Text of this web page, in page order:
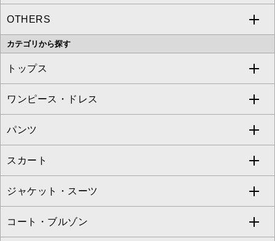
MK MICHEL KLEIN
OFUON le MK
MICHEL KLEIN HOMME
MK MICHEL KLEIN HOMME
a.v.v
OTHERS
MK MICHEL KLEIN BAG
カテゴリから探す
トップス
すべてのトップス
カットソー・Tシャツ
ブラウス・シャツ
ニット・セーター
カーディガン
ワンピース・ドレス
すべてのワンピース・ドレス
ワンピース
ドレス
チュニック
パンツ
すべてのパンツ
フルレングスパンツ
クロップド・半端丈パンツ
スカート
すべてのスカート
ロング・マキシ丈スカート
ジャケット・スーツ
すべてのジャケット・スーツ
コート・ブルゾン